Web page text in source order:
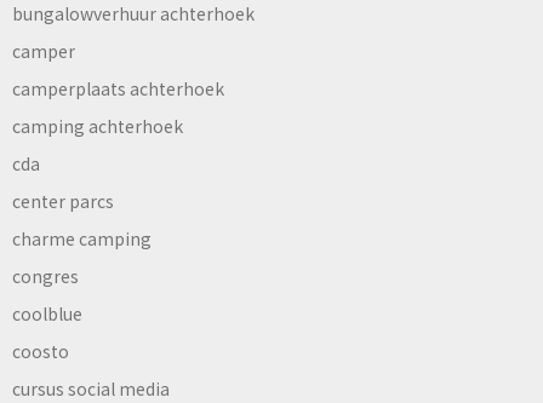
bungalowverhuur achterhoek
camper
camperplaats achterhoek
camping achterhoek
cda
center parcs
charme camping
congres
coolblue
coosto
cursus social media